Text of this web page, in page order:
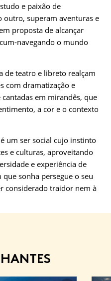
e paixão de
outro, superam aventuras e
proposta de alcançar
navegando o mundo
de teatro e libreto realçam
com dramatização e
cantadas em mirandês, que
a cor e o contexto
um ser social cujo instinto
e culturas, aproveitando
e experiência de
sonha persegue o seu
considerado traidor nem à